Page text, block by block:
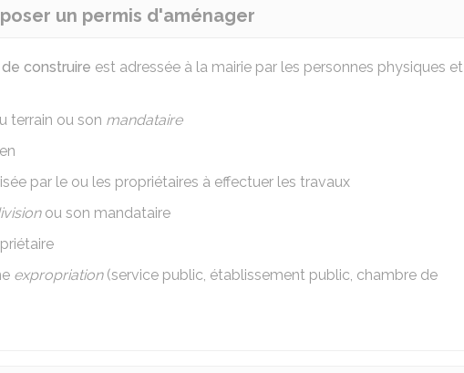
un permis d'aménager
construire est adressée à la mairie par les personnes physiques et
terrain ou son mandataire
par le ou les propriétaires à effectuer les travaux
ou son mandataire
expropriation(service public, établissement public, chambre de